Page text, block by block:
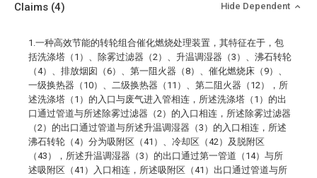
Claims (4) Hide Dependent
1.一种高效节能的转轮组合催化燃烧处理装置，其特征在于，包
括洗涤塔（1）、除雾过滤器（2）、升温调湿器（3）、沸石转轮
（4）、排放烟囱（6）、第一阻火器（8）、催化燃烧床（9）、
一级换热器（10）、二级换热器（11）、第二阻火器（12），所
述洗涤塔（1）的入口与废气进入管相连，所述洗涤塔（1）的出
口通过管道与所述除雾过滤器（2）的入口相连，所述除雾过滤器
（2）的出口通过管道与所述升温调湿器（3）的入口相连，所述
沸石转轮（4）分为吸附区（41）、冷却区（42）及脱附区
（43），所述升温调湿器（3）的出口通过第一管道（14）与所
述吸附区（41）入口相连，所述吸附区（41）出口通过管道与所